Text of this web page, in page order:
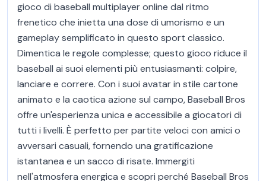
gioco di baseball multiplayer online dal ritmo
frenetico che inietta una dose di umorismo e un
gameplay semplificato in questo sport classico.
Dimentica le regole complesse; questo gioco riduce il
baseball ai suoi elementi più entusiasmanti: colpire,
lanciare e correre. Con i suoi avatar in stile cartone
animato e la caotica azione sul campo, Baseball Bros
offre un'esperienza unica e accessibile a giocatori di
tutti i livelli. È perfetto per partite veloci con amici o
avversari casuali, fornendo una gratificazione
istantanea e un sacco di risate. Immergiti
nell'atmosfera energica e scopri perché Baseball Bros